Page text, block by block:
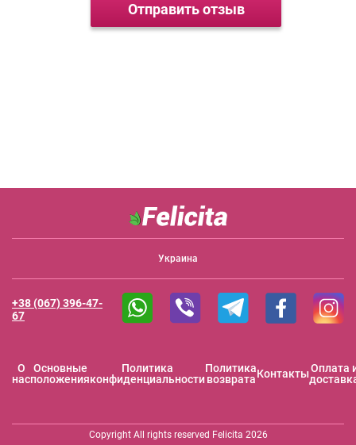
Отправить отзыв
Украина
O
нас
Основные
положения
Политика
конфиденциальности
Политика
возвратаКонтактыОплата
+38 (067) 396-47-
67
Copyright All rights reserved Felicita 2026